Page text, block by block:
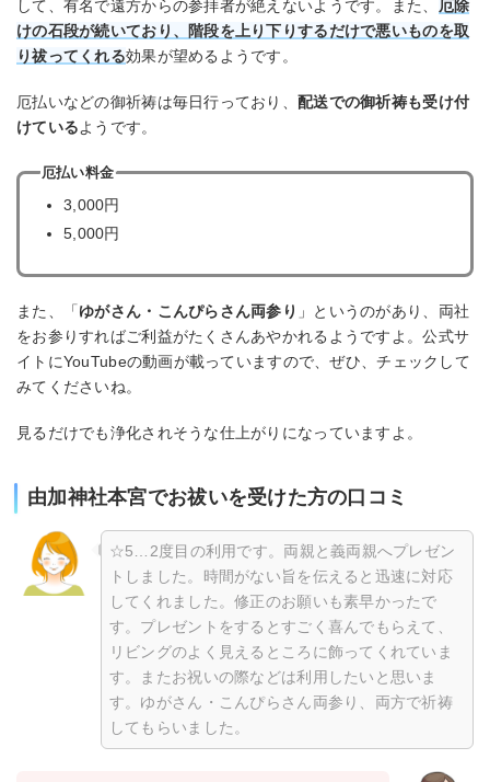
して、有名で遠方からの参拝者が絶えないようです。また、 厄除
けの石段が続いており、階段を上り下りするだけで悪いものを取
り祓ってくれる効果が望めるようです。
厄払いなどの御祈祷は毎日行っており、配送での御祈祷も受け付
けているようです。
厄払い料金
3,000円
5,000円
また、「ゆがさん・こんぴらさん両参り 」というのがあり、両社
をお参りすればご利益がたくさんあやかれるようですよ。公式サ
イトにYouTubeの動画が載っていますので、ぜひ、チェックして
みてくださいね。
見るだけでも浄化されそうな仕上がりになっていますよ。
由加神社本宮でお祓いを受けた方の口コミ
☆5…2度目の利用です。両親と義両親へプレゼン
トしました。時間がない旨を伝えると迅速に対応
してくれました。修正のお願いも素早かったで
す。プレゼントをするとすごく喜んでもらえて、
リビングのよく見えるところに飾ってくれていま
す。またお祝いの際などは利用したいと思いま
す。ゆがさん・こんぴらさん両参り、両方で祈祷
してもらいました。